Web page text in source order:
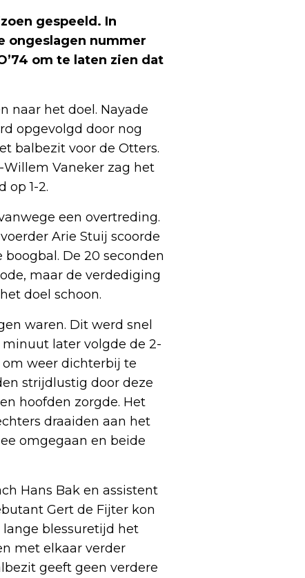
gespeeld. In
ongeslagen nummer
om te laten zien dat
naar het doel. Nayade
opgevolgd door nog
balbezit voor de Otters.
Willem Vaneker zag het
op 1-2.
een overtreding.
Arie Stuij scoorde
De 20 seconden
maar de verdediging
doel schoon.
waren. Dit werd snel
later volgde de 2-
weer dichterbij te
strijdlustig door deze
hoofden zorgde. Het
draaiden aan het
omgegaan en beide
Hans Bak en assistent
Gert de Fijter kon
lange blessuretijd het
met elkaar verder
geeft geen verdere